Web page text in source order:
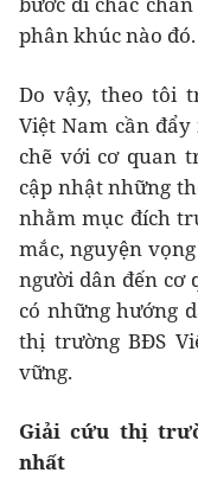
phân khúc nào đó.
Do vậy, theo tôi
Việt Nam cần
chẽ với cơ quan
cập nhật những
nhằm mục đích
mắc, nguyện
người dân đến cơ
có những hướng
thị trường BĐS
vững.
Giải cứu thị
nhất